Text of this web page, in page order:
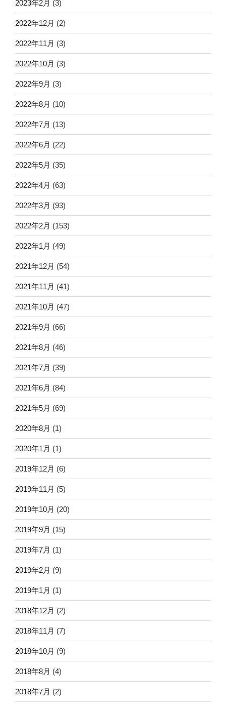
2023年2月 (3)
2022年12月 (2)
2022年11月 (3)
2022年10月 (3)
2022年9月 (3)
2022年8月 (10)
2022年7月 (13)
2022年6月 (22)
2022年5月 (35)
2022年4月 (63)
2022年3月 (93)
2022年2月 (153)
2022年1月 (49)
2021年12月 (54)
2021年11月 (41)
2021年10月 (47)
2021年9月 (66)
2021年8月 (46)
2021年7月 (39)
2021年6月 (84)
2021年5月 (69)
2020年8月 (1)
2020年1月 (1)
2019年12月 (6)
2019年11月 (5)
2019年10月 (20)
2019年9月 (15)
2019年7月 (1)
2019年2月 (9)
2019年1月 (1)
2018年12月 (2)
2018年11月 (7)
2018年10月 (9)
2018年8月 (4)
2018年7月 (2)